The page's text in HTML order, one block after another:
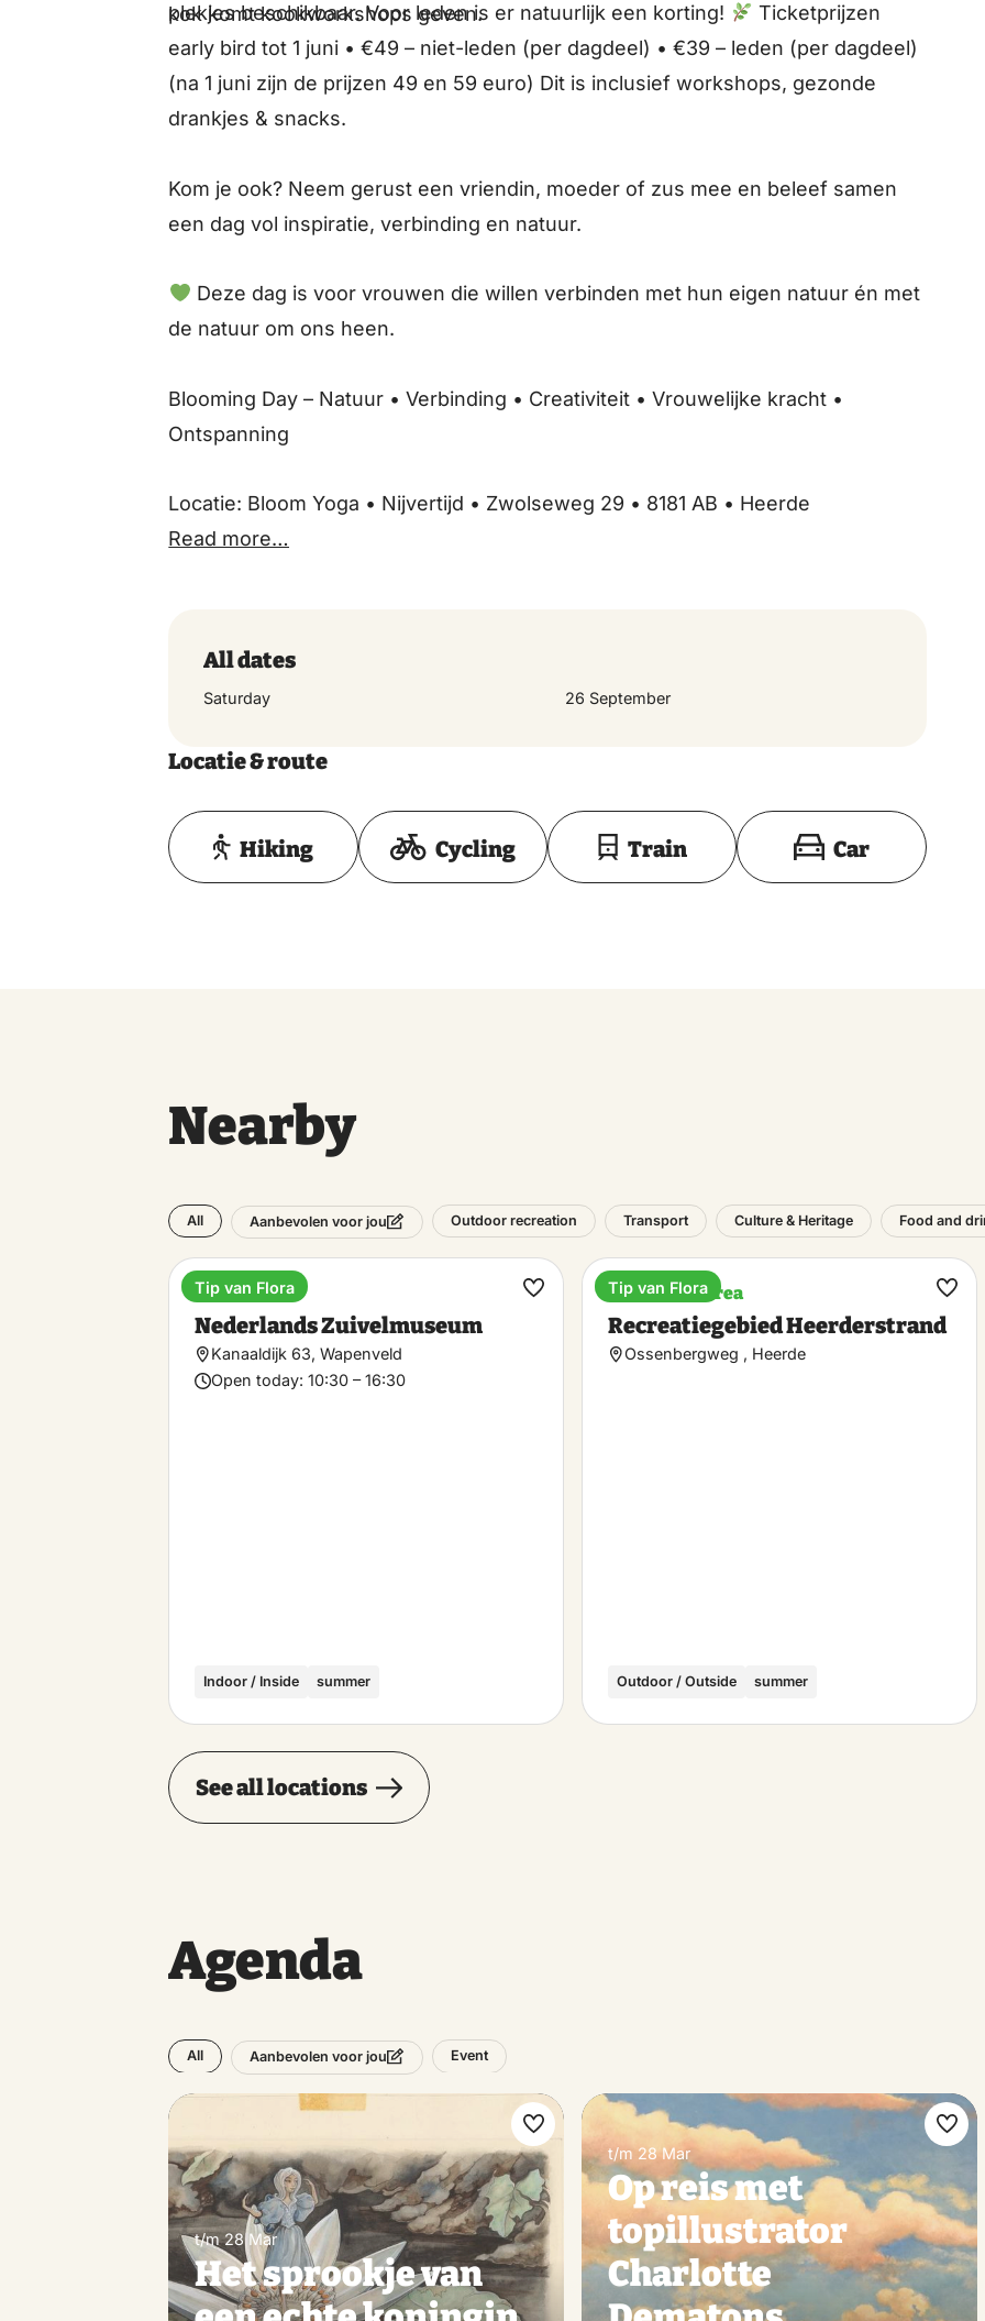
kok komt kookworkshops geven.
plekjes beschikbaar. Voor leden is er natuurlijk een korting!
Ticketprijzen
early bird tot 1 juni • €49 – niet-leden (per dagdeel) • €39 – leden (per dagdeel)
(na 1 juni zijn de prijzen 49 en 59 euro) Dit is inclusief workshops, gezonde
drankjes & snacks.
Kom je ook? Neem gerust een vriendin, moeder of zus mee en beleef samen
een dag vol inspiratie, verbinding en natuur.
Deze dag is voor vrouwen die willen verbinden met hun eigen natuur én met
de natuur om ons heen.
Blooming Day – Natuur • Verbinding • Creativiteit • Vrouwelijke kracht •
Ontspanning
Locatie: Bloom Yoga • Nijvertijd • Zwolseweg 29 • 8181 AB • Heerde
Read more…
All dates
Saturday 26 September
Locatie & route
Toon op kaart
Hiking Cycling Train Car
Nearby
All Aanbevolen voor jou Outdoor recreation Transport Culture & Heritage Food and
Museum
Nederlands Zuivelmuseum
Kanaaldijk 63, Wapenveld
Open today: 10:30 – 16:30
Indoor / Inside summer
Tip van Flora
Make
Recreation area
Recreatiegebied Heerderstrand
Ossenbergweg , Heerde
Outdoor / Outside summer
Tip van Flora
See all locations
Agenda
All Aanbevolen voor jou Event
t/m 28 Mar
Het sprookje van
Make
favorite
t/m 28 Mar
Op reis met
topillustrator
Charlotte